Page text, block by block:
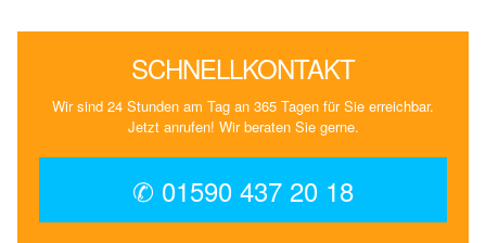
SCHNELLKONTAKT
Wir sind 24 Stunden am Tag an 365 Tagen für Sie erreichbar.
Jetzt anrufen! Wir beraten Sie gerne.
✆ 01590 437 20 18